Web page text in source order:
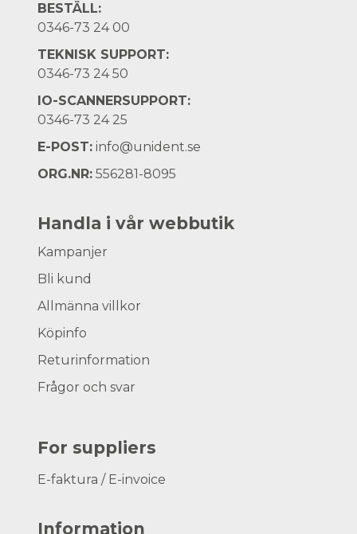
BESTÄLL:
0346-73 24 00
TEKNISK SUPPORT:
0346-73 24 50
IO-SCANNERSUPPORT:
0346-73 24 25
E-POST: info@unident.se
ORG.NR: 556281-8095
Handla i vår webbutik
Kampanjer
Bli kund
Allmänna villkor
Köpinfo
Returinformation
Frågor och svar
For suppliers
E-faktura / E-invoice
Information